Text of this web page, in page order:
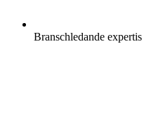
Branschledande expertis